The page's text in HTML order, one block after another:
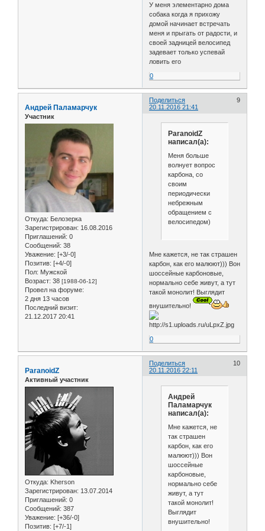
У меня элементарно дома
собака когда я прихожу
домой начинает встречать
меня и прыгать от радости, и
своей задницей велосипед
задевает только успевай
ловить его
0
Поделиться
9
20.11.2016 21:41
Андрей Паламарчук
Участник
Откуда: Белозерка
Зарегистрирован: 16.08.2016
Приглашений: 0
Сообщений: 38
Уважение: [+3/-0]
Позитив: [+4/-0]
Пол: Мужской
Возраст: 38 [1988-06-12]
Провел на форуме:
2 дня 13 часов
Последний визит:
21.12.2017 20:41
ParanoidZ
написал(а):
Меня больше
волнует вопрос
карбона, со
своим
периодически
небрежным
обращением с
велосипедом)
Мне кажется, не так страшен
карбон, как его малюют))) Вон
шоссейные карбоновые,
нормально себе живут, а тут
такой монолит! Выглядит
внушительно!
0
Поделиться
10
20.11.2016 22:11
ParanoidZ
Активный участник
Откуда: Kherson
Зарегистрирован: 13.07.2014
Приглашений: 0
Сообщений: 387
Уважение: [+36/-0]
Позитив: [+7/-1]
Андрей
Паламарчук
написал(а):
Мне кажется, не
так страшен
карбон, как его
малюют))) Вон
шоссейные
карбоновые,
нормально себе
живут, а тут
такой монолит!
Выглядит
внушительно!